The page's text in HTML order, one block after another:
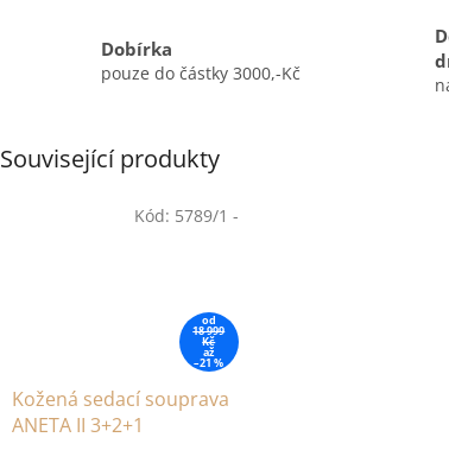
Dobírka
pouze do částky 3000,-Kč
Související produkty
od
18 999
Kč
až
–21 %
Kožená sedací souprava
ANETA II 3+2+1
Kód: 5789/1 -